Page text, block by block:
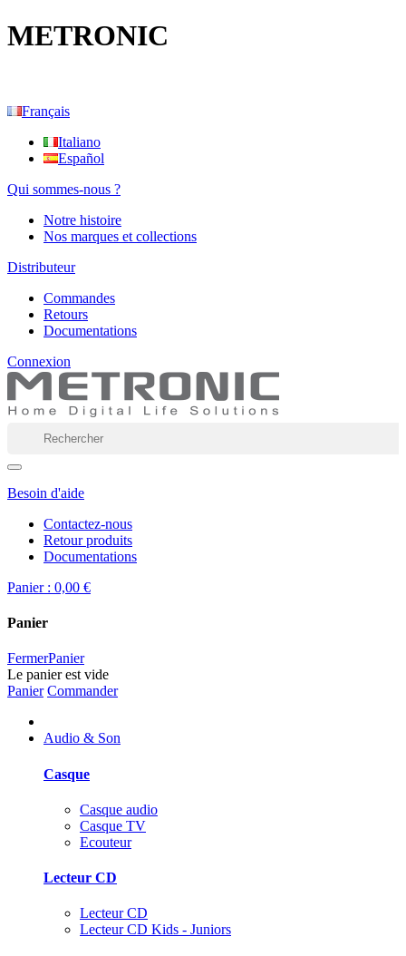
METRONIC
Français
Italiano
Español
Qui sommes-nous ?
Notre histoire
Nos marques et collections
Distributeur
Commandes
Retours
Documentations
Connexion
Besoin d'aide
Contactez-nous
Retour produits
Documentations
Panier : 0,00 €
Panier
FermerPanier
Le panier est vide
Panier Commander
Audio & Son
Casque
Casque audio
Casque TV
Ecouteur
Lecteur CD
Lecteur CD
Lecteur CD Kids - Juniors